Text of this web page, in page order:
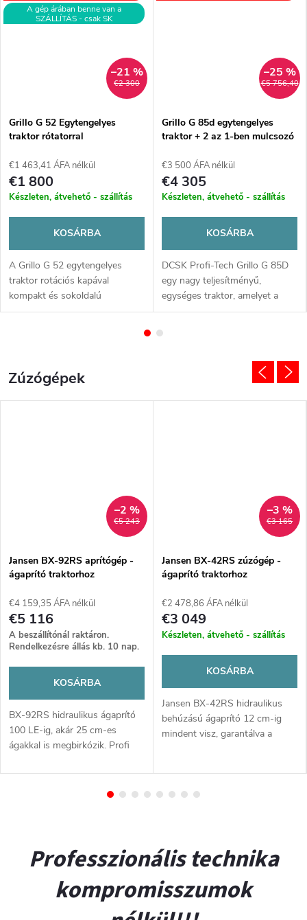
A gép árában benne van a
SZÁLLÍTÁS - csak SK
€2 300
–21 %
Grillo G 52 Egytengelyes
traktor rótatorral
€1 463,41 ÁFA nélkül
€1 800
Készleten, átvehető - szállítás
KOSÁRBA
A Grillo G 52 egytengelyes
traktor rotációs kapával
kompakt és sokoldalú
kertészeti gép. Erős motorja,
talajművelést és a kerti munkák
gyors, hatékony elvégzését.
€5 756,40
–25 %
Grillo G 85d egytengelyes
traktor + 2 az 1-ben mulcsozó
€3 500 ÁFA nélkül
€4 305
Készleten, átvehető - szállítás
KOSÁRBA
DCSK Profi-Tech Grillo G 85D
egy nagy teljesítményű,
egységes traktor, amelyet a
kertben és a telken végzett
választéka kiváló tapadást,
hatékonyságot és megbízható
teljesítményt biztosít minden
Zúzógépek
€5 243
–2 %
Jansen BX-92RS aprítógép -
ágaprító traktorhoz
€4 159,35 ÁFA nélkül
€5 116
A beszállítónál raktáron.
Rendelkezésre állás kb. 10 nap.
KOSÁRBA
BX-92RS hidraulikus ágaprító
100 LE-ig, akár 25 cm-es
ágakkal is megbirkózik. Profi
€3 165
–3 %
Jansen BX-42RS zúzógép -
ágaprító traktorhoz
€2 478,86 ÁFA nélkül
€3 049
Készleten, átvehető - szállítás
KOSÁRBA
Jansen BX-42RS hidraulikus
behúzású ágaprító 12 cm-ig
mindent visz, garantálva a
Professzionális technika
kompromisszumok